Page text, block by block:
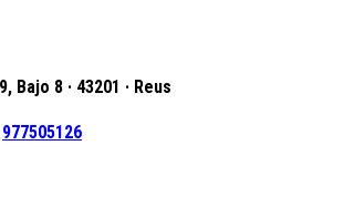
Bajo 8 · 43201 · Reus
977505126